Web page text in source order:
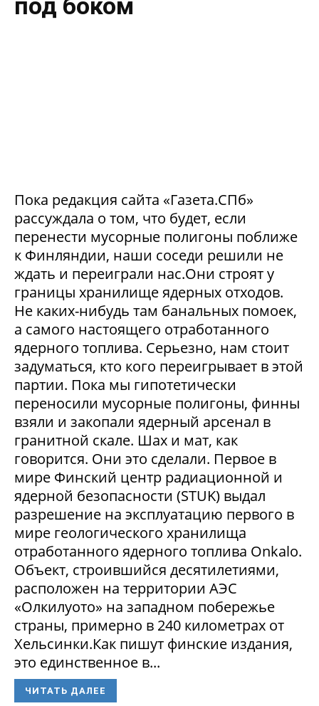
Пока редакция сайта «Газета.СПб»
рассуждала о том, что будет, если
перенести мусорные полигоны поближе
к Финляндии, наши соседи решили не
ждать и переиграли нас.Они строят у
границы хранилище ядерных отходов.
Не каких-нибудь там банальных помоек,
а самого настоящего отработанного
ядерного топлива. Серьезно, нам стоит
задуматься, кто кого переигрывает в этой
партии. Пока мы гипотетически
переносили мусорные полигоны, финны
взяли и закопали ядерный арсенал в
гранитной скале. Шах и мат, как
говорится. Они это сделали. Первое в
мире Финский центр радиационной и
ядерной безопасности (STUK) выдал
разрешение на эксплуатацию первого в
мире геологического хранилища
отработанного ядерного топлива Onkalo.
Объект, строившийся десятилетиями,
расположен на территории АЭС
«Олкилуото» на западном побережье
страны, примерно в 240 километрах от
Хельсинки.Как пишут финские издания,
это единственное в...
ЧИТАТЬ ДАЛЕЕ